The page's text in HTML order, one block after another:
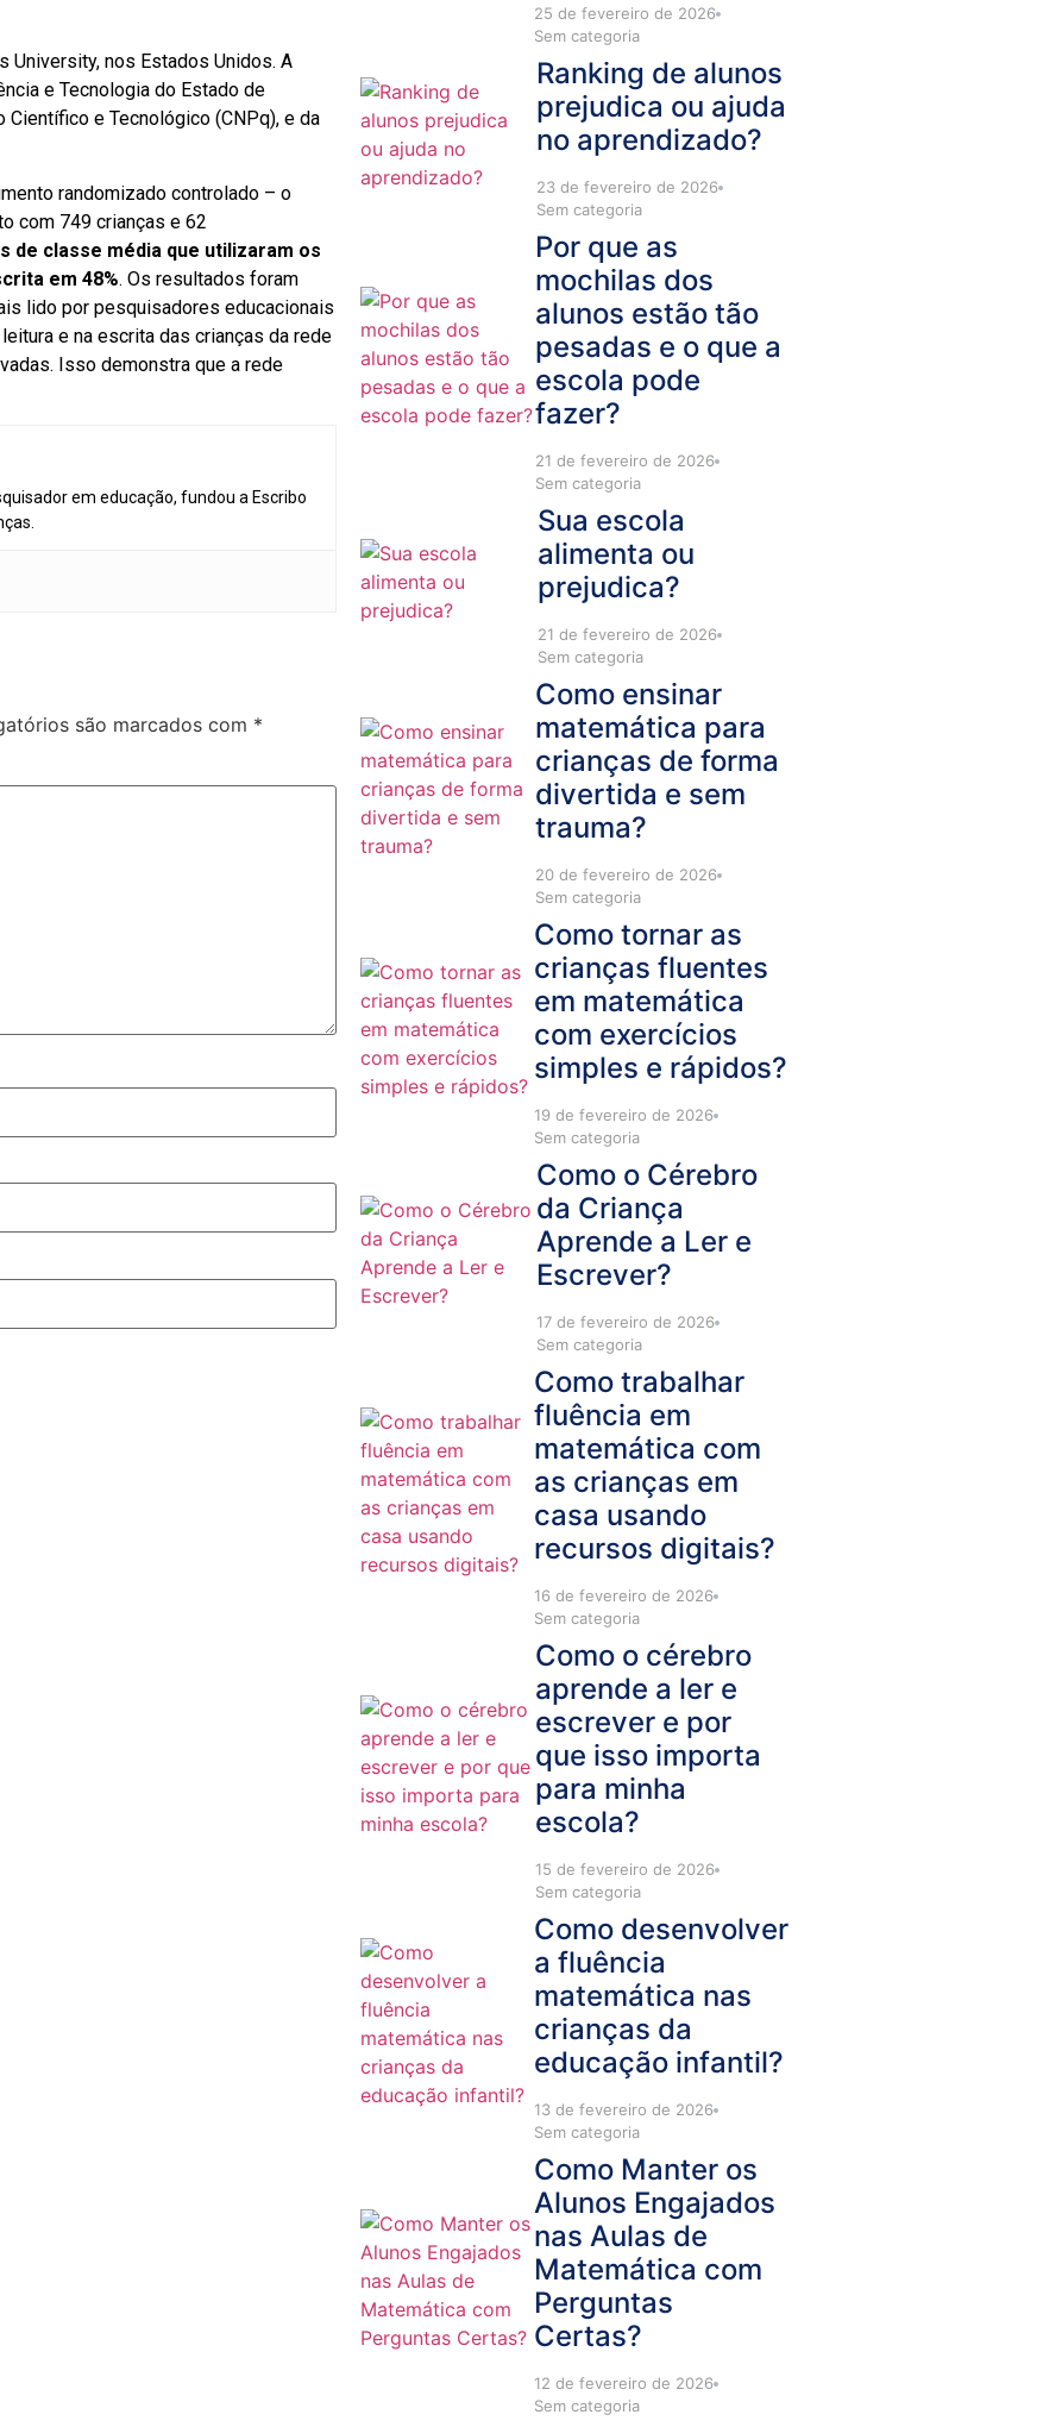
University, nos Estados Unidos. A
e Tecnologia do Estado de
Científico e Tecnológico (CNPq), e da
randomizado controlado – o
com 749 crianças e 62
de classe média que utilizaram os
em 48%. Os resultados foram
lido por pesquisadores educacionais
e na escrita das crianças da rede
Isso demonstra que a rede
em educação, fundou a Escribo
são marcados com *
25 de fevereiro de 2026
Sem categoria
Ranking de alunos
prejudica ou ajuda
no aprendizado?
23 de fevereiro de 2026
Sem categoria
Por que as
mochilas dos
alunos estão tão
pesadas e o que a
escola pode
fazer?
21 de fevereiro de 2026
Sem categoria
Sua escola
alimenta ou
prejudica?
21 de fevereiro de 2026
Sem categoria
Como ensinar
matemática para
crianças de forma
divertida e sem
trauma?
20 de fevereiro de 2026
Sem categoria
Como tornar as
crianças fluentes
em matemática
com exercícios
simples e rápidos?
19 de fevereiro de 2026
Sem categoria
Como o Cérebro
da Criança
Aprende a Ler e
Escrever?
17 de fevereiro de 2026
Sem categoria
Como trabalhar
fluência em
matemática com
as crianças em
casa usando
recursos digitais?
16 de fevereiro de 2026
Sem categoria
Como o cérebro
aprende a ler e
escrever e por
que isso importa
para minha
escola?
15 de fevereiro de 2026
Sem categoria
Como desenvolver
a fluência
matemática nas
crianças da
educação infantil?
13 de fevereiro de 2026
Sem categoria
Como Manter os
Alunos Engajados
nas Aulas de
Matemática com
Perguntas
Certas?
12 de fevereiro de 2026
Sem categoria